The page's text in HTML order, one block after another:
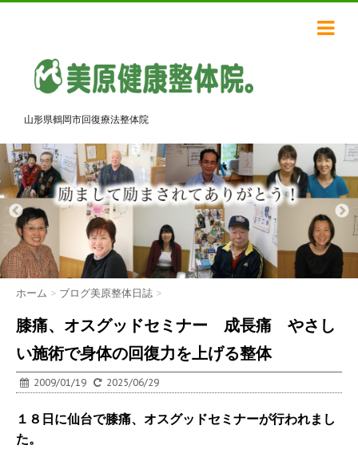
山形県鶴岡市回復療法整体院
ホーム > ブログ美原整体日誌 >
膝痛、オスグッドセミナー 成長痛 やさし
い施術で身体の回復力を上げる整体
2009/01/19 2025/06/29
１８日に仙台で膝痛、オスグッドセミナーが行われまし
た。